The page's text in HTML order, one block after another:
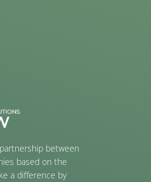
between
based on the
a difference by